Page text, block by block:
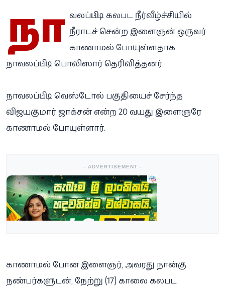
நா வலப்பிட்டி கலபட நீர்வீழ்ச்சியில்
நீராடச் சென்ற இளைஞன் ஒருவர்
காணாமல் போயுள்ளதாக
நாவலப்பிட்டி பொலிஸார் தெரிவித்தனர்.
நாவலப்பிட்டி வெஸ்டோல் பகுதியைச் சேர்ந்த
விஜயகுமார் ஜாக்சன் என்ற 20 வயது இளைஞரே
காணாமல் போயுள்ளார்.
- ADVERTISEMENT -
காணாமல் போன இளைஞர், அவரது நான்கு
நண்பர்களுடன், நேற்று (17) காலை கலபட